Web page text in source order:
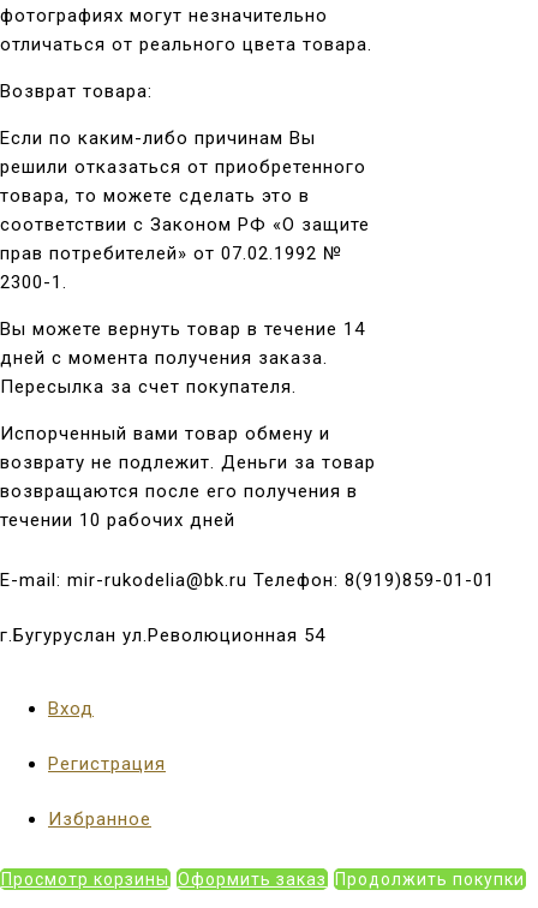
фотографиях могут незначительно
отличаться от реального цвета товара.
Возврат товара:
Если по каким-либо причинам Вы
решили отказаться от приобретенного
товара, то можете сделать это в
соответствии с Законом РФ «О защите
прав потребителей» от 07.02.1992 №
2300-1.
Вы можете вернуть товар в течение 14
дней с момента получения заказа.
Пересылка за счет покупателя.
Испорченный вами товар обмену и
возврату не подлежит. Деньги за товар
возвращаются после его получения в
течении 10 рабочих дней
E-mail: mir-rukodelia@bk.ru Телефон: 8(919)859-01-01
г.Бугуруслан ул.Революционная 54
Вход
Регистрация
Избранное
Просмотр корзины Оформить заказ Продолжить покупки